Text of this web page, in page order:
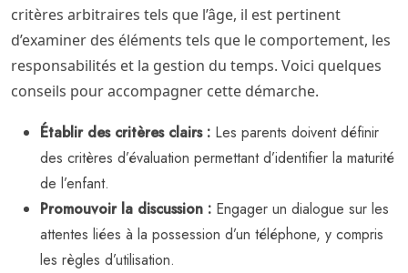
critères arbitraires tels que l’âge, il est pertinent
d’examiner des éléments tels que le comportement, les
responsabilités et la gestion du temps. Voici quelques
conseils pour accompagner cette démarche.
Établir des critères clairs : Les parents doivent définir
des critères d’évaluation permettant d’identifier la maturité
de l’enfant.
Promouvoir la discussion : Engager un dialogue sur les
attentes liées à la possession d’un téléphone, y compris
les règles d’utilisation.